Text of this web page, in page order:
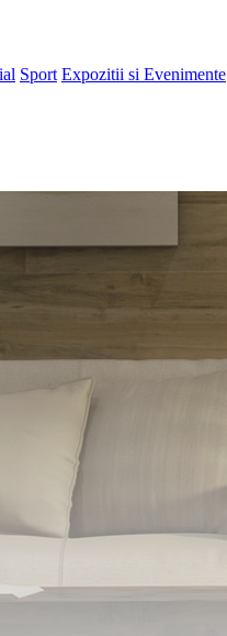
Sport Expozitii si Evenimente